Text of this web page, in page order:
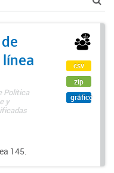
Política
y
145.
csv
zip
gráfico